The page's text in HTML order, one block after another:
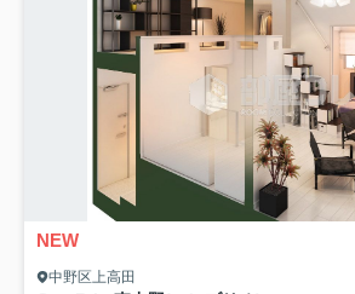
NEW
中野区上高田